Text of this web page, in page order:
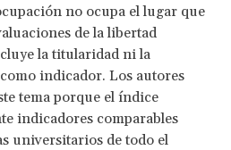
no ocupa el lugar que
de la libertad
la titularidad ni la
indicador. Los autores
tema porque el índice
indicadores comparables
universitarios de todo el